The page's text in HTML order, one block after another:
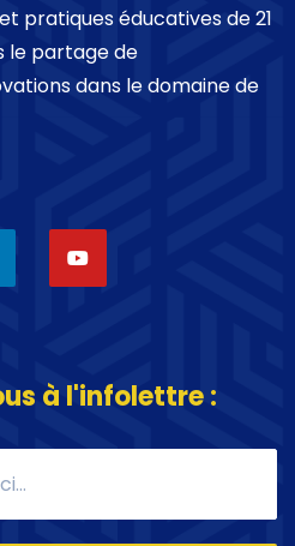
pratiques éducatives de 21
le partage de
dans le domaine de
à l'infolettre :